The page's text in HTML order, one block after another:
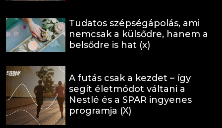
Tudatos szépségápolás, ami
nemcsak a külsődre, hanem a
belsődre is hat (x)
A futás csak a kezdet – így
segít életmódot váltani a
Nestlé és a SPAR ingyenes
programja (X)